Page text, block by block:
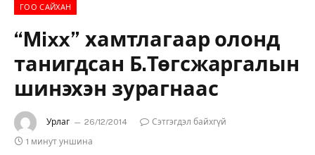
ГОО САЙХАН
“Mixx” хамтлагаар олонд
танигдсан Б.Төгсжаргалын
шинэхэн зурагнаас
Урлаг 26/12/2014
Сэтгэгдэл байхгүй
1 минут уншина